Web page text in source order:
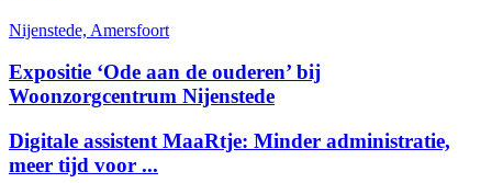
Nijenstede, Amersfoort
Expositie ‘Ode aan de ouderen’ bij
Woonzorgcentrum Nijenstede
Digitale assistent MaaRtje: Minder administratie,
meer tijd voor ...